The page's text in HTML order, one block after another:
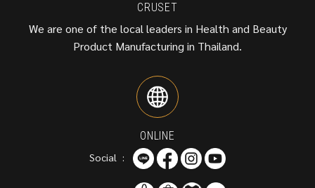
CRUSET
We are one of the local leaders in Health and Beauty
Product Manufacturing in Thailand.
ONLINE
Social :